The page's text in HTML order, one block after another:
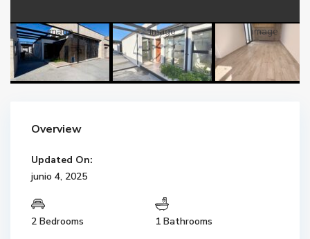
Overview
Updated On:
junio 4, 2025
2 Bedrooms 1 Bathrooms